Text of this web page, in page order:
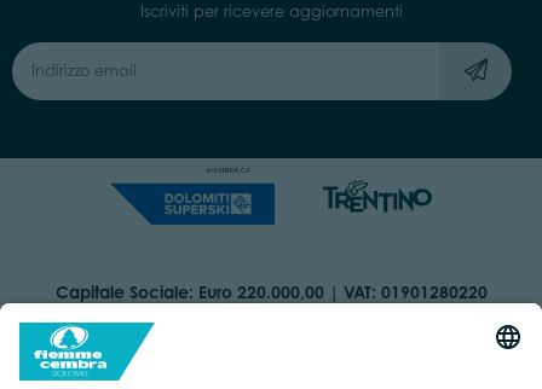
Iscriviti per ricevere aggiornamenti
Capitale Sociale: Euro 220.000,00 | VAT: 01901280220
COOKIES
DICHIARAZIONE DI ACCESSIBILITÀ